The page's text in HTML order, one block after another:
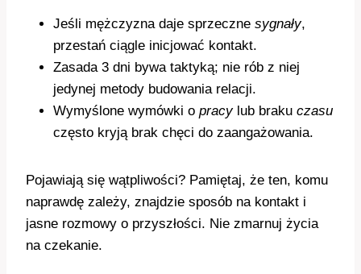
Jeśli mężczyzna daje sprzeczne sygnały,
przestań ciągle inicjować kontakt.
Zasada 3 dni bywa taktyką; nie rób z niej
jedynej metody budowania relacji.
Wymyślone wymówki o pracylub braku czasu
często kryją brak chęci do zaangażowania.
Pojawiają się wątpliwości? Pamiętaj, że ten, komu
naprawdę zależy, znajdzie sposób na kontakt i
jasne rozmowy o przyszłości. Nie zmarnuj życia
na czekanie.